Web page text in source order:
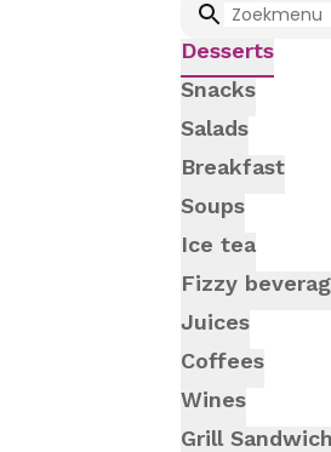
Desserts
Snacks
Salads
Breakfast
Soups
Ice tea
Fizzy
Juices
Coffees
Wines
Grill